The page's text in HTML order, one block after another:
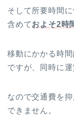
そして所要時間
含めておよそ2時
移動にかかる時
ですが、同時に運
なので交通費を
できません。